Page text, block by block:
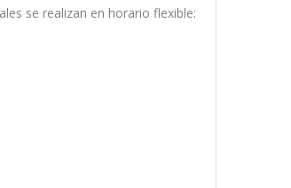
es se realizan en horario flexible: